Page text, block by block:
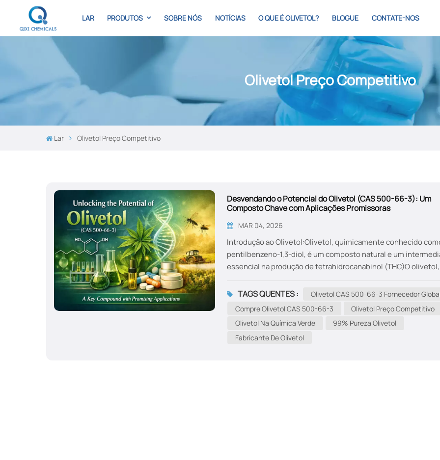
LAR PRODUTOS SOBRE NÓS NOTÍCIAS O QUE É OLIVETOL? BLOGUE CONTATE-NOS
Olivetol Preço Competitivo
Lar Olivetol Preço Competitivo
Desvendando o Potencial do Olivetol (CAS 500-66-3): Um
Composto Chave com Aplicações Promissoras
MAR 04, 2026
Introdução ao Olivetol:Olivetol, quimicamente conhecido
pentilbenzeno-1,3-diol, é um composto natural e um
essencial na produção de tetrahidrocanabinol (THC)O olivetol,
muito procurado. Com a expansão do mercado global de
síntese de canabinoides disparou. Mas além de sua associação
com o THC, o olivetol apresenta outras aplicações promissoras
diversos setores, tornando-se um composto interessante tanto
TAGS QUENTES :
Olivetol CAS 500-66-3 Fornecedor Global
Compre Olivetol CAS 500-66-3
Olivetol Preço Competitivo
Olivetol Na Química Verde
99% Pureza Olivetol
Fabricante De Olivetol